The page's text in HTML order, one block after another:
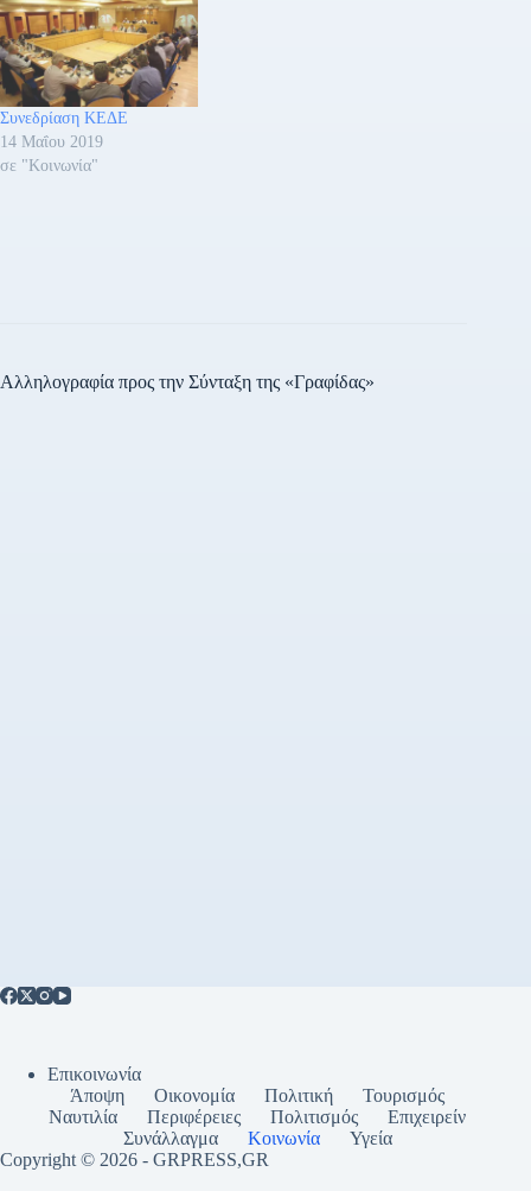
κεντρικό σύνθημα «Η
Ελλάδα Ψηλά με την
Αυτοδιοίκηση Μπροστά».
Κατά την πρώτη ημέρα των
εργασιών αναμένονται οι
τοποθετήσεις πολιτικών
αρχηγών και εκπροσώπων…
Συνεδρίαση ΚΕΔΕ
14 Μαΐου 2019
σε "Κοινωνία"
Αλληλογραφία προς την Σύνταξη της «Γραφίδας»
Επικοινωνία
Άποψη
Οικονομία Πολιτική
Τουρισμός
Ναυτιλία
Περιφέρειες Πολιτισμός
Επιχειρείν
Συνάλλαγμα
Κοινωνία
Υγεία
Copyright © 2026 - GRPRESS,GR